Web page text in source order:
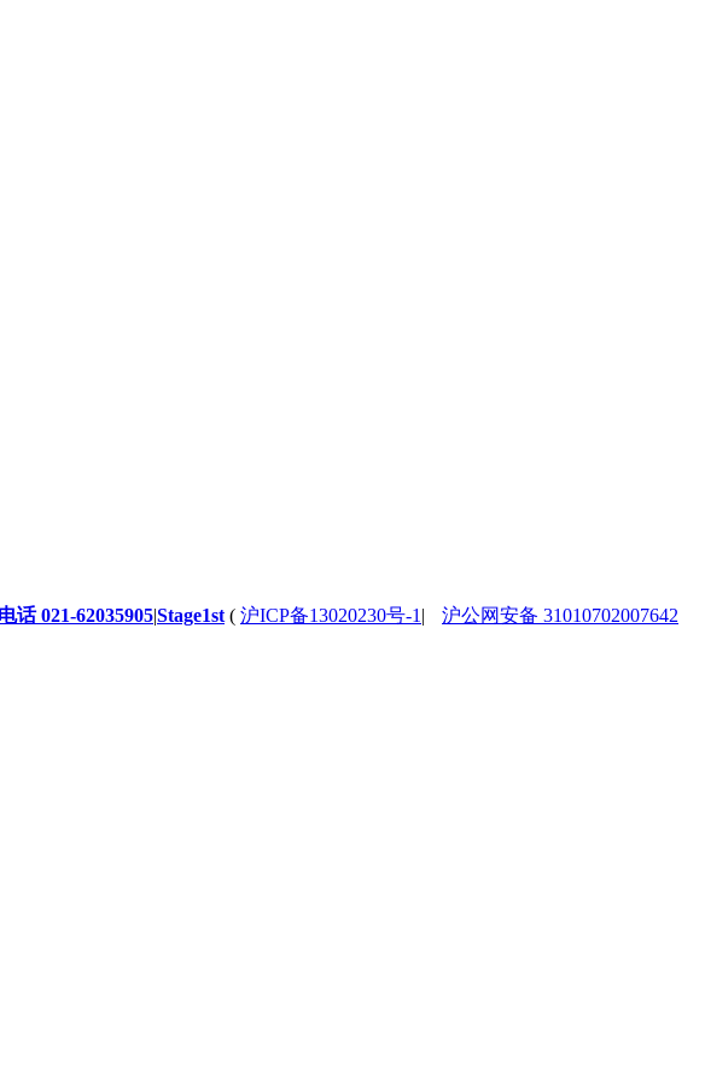
话 021-62035905|Stage1st ( 沪ICP备13020230号-1 |
沪公网安备 31010702007642